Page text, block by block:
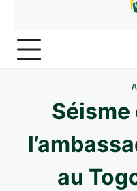
Séisme
au